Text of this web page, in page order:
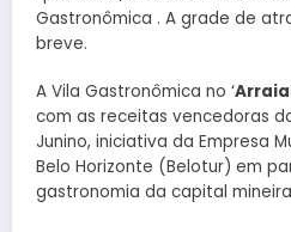
Gastronômica . A grade de
breve.
A Vila Gastronômica no ‘
com as receitas vencedoras
Junino, iniciativa da Empresa
Belo Horizonte (Belotur) em
gastronomia da capital